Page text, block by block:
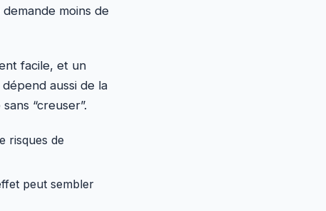
moins de
facile, et un
aussi de la
“creuser”.
risques de
peut sembler